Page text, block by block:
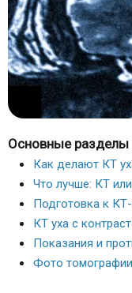
Основные разделы
Как делают КТ
Что лучше: КТ
Подготовка к
КТ уха с
Показания и
Фото